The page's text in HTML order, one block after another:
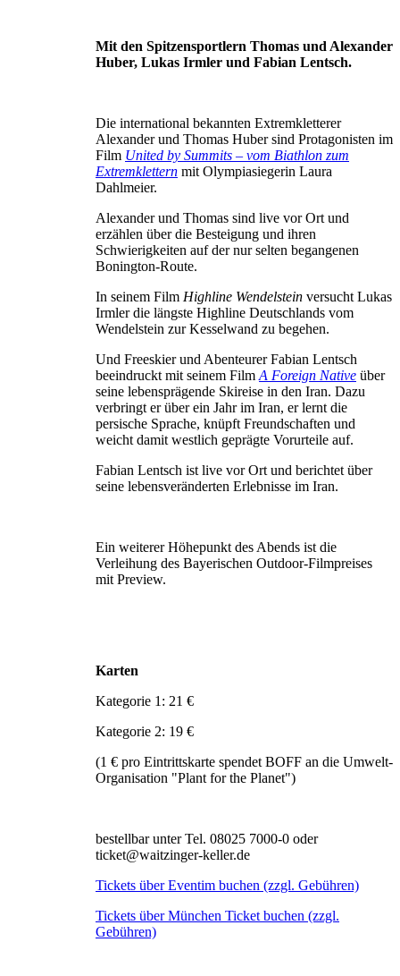
Mit den Spitzensportlern Thomas und Alexander
Huber, Lukas Irmler und Fabian Lentsch.
Die international bekannten Extremkletterer
Alexander und Thomas Huber sind Protagonisten im
Film United by Summits – vom Biathlon zum
Extremklettern mit Olympiasiegerin Laura
Dahlmeier.
Alexander und Thomas sind live vor Ort und
erzählen über die Besteigung und ihren
Schwierigkeiten auf der nur selten begangenen
Bonington-Route.
In seinem Film Highline Wendelstein versucht Lukas
Irmler die längste Highline Deutschlands vom
Wendelstein zur Kesselwand zu begehen.
Und Freeskier und Abenteurer Fabian Lentsch
beeindruckt mit seinem Film A Foreign Native über
seine lebensprägende Skireise in den Iran. Dazu
verbringt er über ein Jahr im Iran, er lernt die
persische Sprache, knüpft Freundschaften und
weicht damit westlich geprägte Vorurteile auf.
Fabian Lentsch ist live vor Ort und berichtet über
seine lebensveränderten Erlebnisse im Iran.
Ein weiterer Höhepunkt des Abends ist die
Verleihung des Bayerischen Outdoor-Filmpreises
mit Preview.
Karten
Kategorie 1: 21 €
Kategorie 2: 19 €
(1 € pro Eintrittskarte spendet BOFF an die Umwelt-
Organisation "Plant for the Planet")
bestellbar unter Tel. 08025 7000-0 oder
ticket@waitzinger-keller.de
Tickets über Eventim buchen (zzgl. Gebühren)
Tickets über München Ticket buchen (zzgl.
Gebühren)